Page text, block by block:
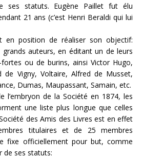
ses statuts. Eugène Paillet fut élu
21 ans (c’est Henri Beraldi qui lui
en position de réaliser son objectif:
auteurs, en éditant un de leurs
fortes ou de burins, ainsi Victor Hugo,
de Vigny, Voltaire, Alfred de Musset,
Dumas, Maupassant, Samain, etc.
l’embryon de la Société en 1874, les
une liste plus longue que celles
des Amis des Livres est en effet
titulaires et de 25 membres
fixe officiellement pour but, comme
de ses statuts: